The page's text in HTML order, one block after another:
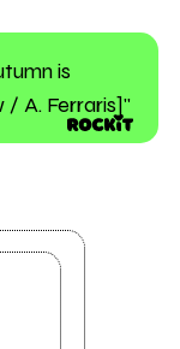
is
/ A. Ferraris]"